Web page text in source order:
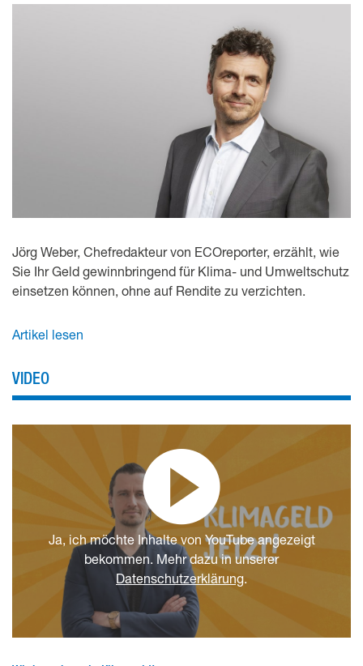
Jörg Weber, Chefredakteur von ECOreporter, erzählt, wie
Sie Ihr Geld gewinnbringend für Klima- und Umweltschutz
einsetzen können, ohne auf Rendite zu verzichten.
Artikel lesen
VIDEO
Ja, ich möchte Inhalte von YouTube angezeigt
bekommen. Mehr dazu in unserer
Datenschutzerklärung.